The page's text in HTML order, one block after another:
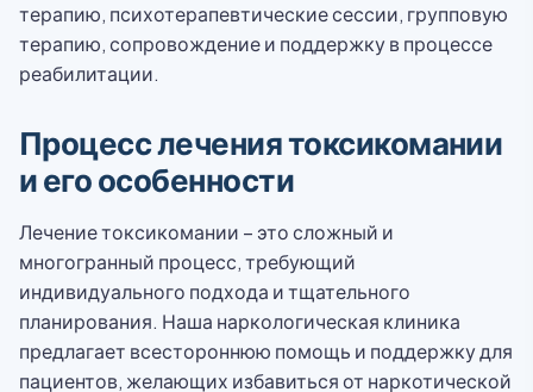
терапию, психотерапевтические сессии, групповую
терапию, сопровождение и поддержку в процессе
реабилитации.
Процесс лечения токсикомании
и его особенности
Лечение токсикомании – это сложный и
многогранный процесс, требующий
индивидуального подхода и тщательного
планирования. Наша наркологическая клиника
предлагает всестороннюю помощь и поддержку для
пациентов, желающих избавиться от наркотической